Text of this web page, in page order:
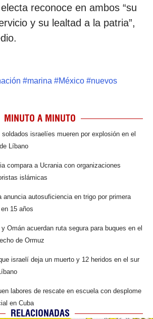
reconoce en ambos “su
y su lealtad a la patria”,
#marina #México #nuevos
MINUTO A MINUTO
soldados israelíes mueren por explosión en el
Líbano
compara a Ucrania con organizaciones
islámicas
anuncia autosuficiencia en trigo por primera
15 años
y Omán acuerdan ruta segura para buques en el
de Ormuz
israelí deja un muerto y 12 heridos en el sur
labores de rescate en escuela con desplome
en Cuba
RELACIONADAS